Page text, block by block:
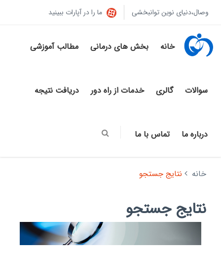
وصال،دنیای نوین توانبخشی ما را در آپارات ببینید
خانه بخش های درمانی مطالب آموزشی
سوالات گالری خدمات از راه دور دریافت نتیجه
درباره ما تماس با ما
خانه نتایج جستجو
نتایج جستجو